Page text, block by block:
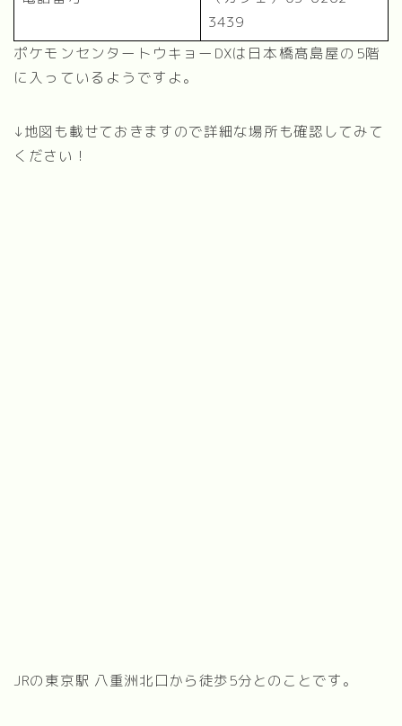
3439
ポケモンセンタートウキョーDXは日本橋髙島屋の5階
に入っているようですよ。
↓地図も載せておきますので詳細な場所も確認してみて
ください！
JRの東京駅 八重洲北口から徒歩5分とのことです。